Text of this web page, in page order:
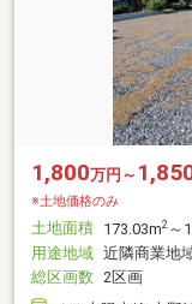
1,800万円～
※土地価格のみ
土地面積 173.03m2 ～
用途地域 近隣商業地
総区画数 2区画